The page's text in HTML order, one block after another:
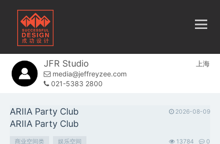
JFR Studio
上海
media@jeffreyzee.com
021-5383 2800
ARIIA Party Club 2026-08-09
ARIIA Party Club
商业空间类 娱乐空间 0
13784